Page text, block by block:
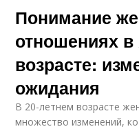
Безопасность в
отношениях
Требования к
Понимание
отношениях в
возрасте:
ожидания
В 20-летнем возрасте
множество изменений,